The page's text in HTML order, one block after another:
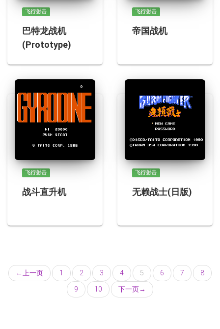
飞行射击
巴特龙战机
(Prototype)
飞行射击
帝国战机
飞行射击
战斗直升机
飞行射击
无赖战士(日版)
← 上一页 1 2 3 4 5 6 7 8
9 10 下一页→